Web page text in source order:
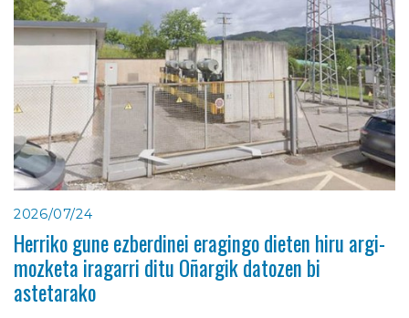
2026/07/24
Herriko gune ezberdinei eragingo dieten hiru argi-
mozketa iragarri ditu Oñargik datozen bi
astetarako